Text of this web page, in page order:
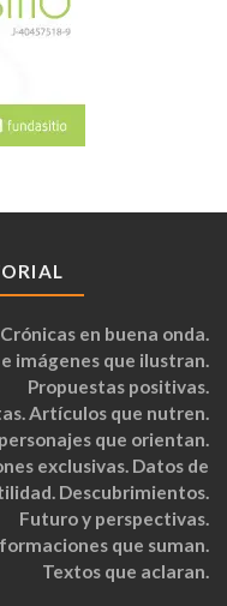
en buena onda.
imágenes que ilustran.
Propuestas positivas.
Artículos que nutren.
que orientan.
exclusivas. Datos de
Descubrimientos.
Futuro y perspectivas.
que suman.
Textos que aclaran.